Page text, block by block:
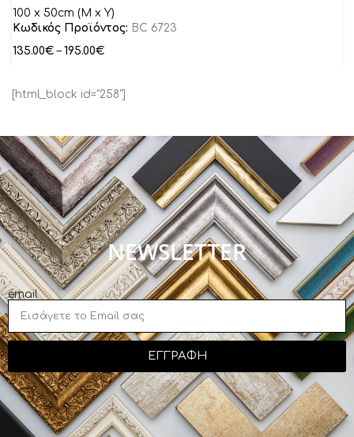
100 x 50cm (M x Y)
Κωδικός Προϊόντος: BC 6723
135.00€ – 195.00€
[html_block id="258"]
NEWSLETTER
email
ΕΓΓΡΑΦΗ